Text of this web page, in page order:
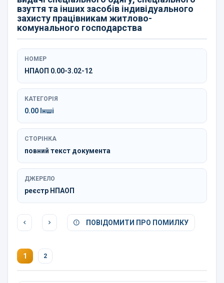
взуття та інших засобів індивідуального
захисту працівникам житлово-
комунального господарства
НОМЕР
НПАОП 0.00-3.02-12
КАТЕГОРІЯ
0.00 Інші
СТОРІНКА
повний текст документа
ДЖЕРЕЛО
реєстр НПАОП
ПОВІДОМИТИ ПРО ПОМИЛКУ
1 2